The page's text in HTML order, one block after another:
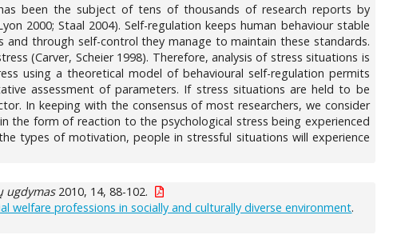
been the subject of tens of thousands of research reports by
2000; Staal 2004). Self-regulation keeps human behaviour stable
and through self-control they manage to maintain these standards.
(Carver, Scheier 1998). Therefore, analysis of stress situations is
using a theoretical model of behavioural self-regulation permits
assessment of parameters. If stress situations are held to be
In keeping with the consensus of most researchers, we consider
the form of reaction to the psychological stress being experienced
types of motivation, people in stressful situations will experience
ugdymas2010, 14, 88-102.
professions in socially and culturally diverse environment.